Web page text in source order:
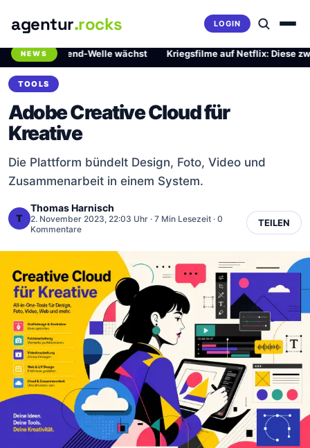
agentur.rocks LOGIN
NEWS
Breaking News Ticker
Trend-Welle wächst· Kriegsfilme auf Netflix: Diese zwei
TOOLS
Adobe Creative Cloud für
Kreative
Die Plattform bündelt Design, Foto, Video und
Zusammenarbeit in einem System.
T
Thomas Harnisch
2. November 2023, 22:03 Uhr · 7 Min Lesezeit · 0
Kommentare
TEILEN